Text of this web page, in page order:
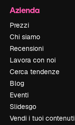
Azienda
Prezzi
Chi siamo
Recensioni
Lavora con noi
Cerca tendenze
Blog
Eventi
Slidesgo
Vendi i tuoi contenuti